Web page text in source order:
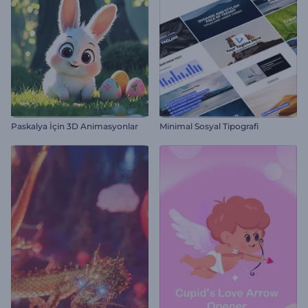
Paskalya İçin 3D Animasyonlar Minimal Sosyal Tipografi